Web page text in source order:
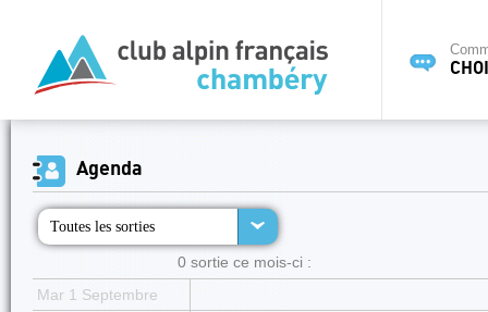
Agenda
Toutes les sorties
0 sortie ce mois-ci :
Mar 1 Septembre